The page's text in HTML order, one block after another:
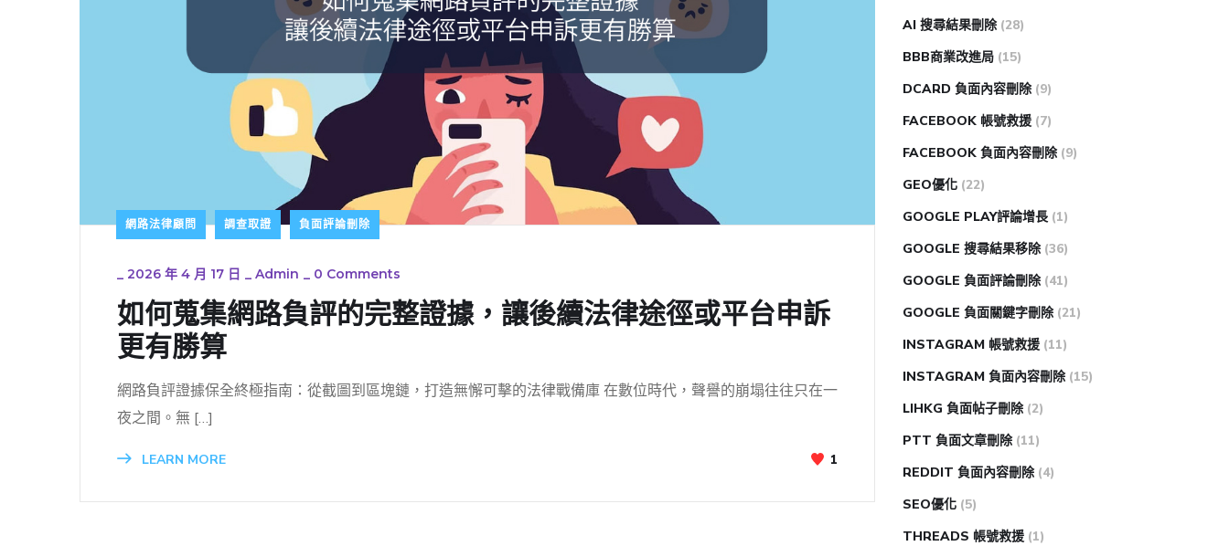
網路法律顧問 調查取證 負面評論刪除
_ 2026 年 4 月 17 日 _ Admin _ 0 Comments
如何蒐集網路負評的完整證據，讓後續法律途徑或平台申訴
更有勝算
網路負評證據保全終極指南：從截圖到區塊鏈，打造無懈可擊的法律戰備庫 在數位時代，聲譽的崩塌往往只在一
夜之間。無 […]
LEARN MORE 1
AI 搜尋結果刪除 (28)
BBB商業改進局 (15)
DCARD 負面內容刪除 (9)
FACEBOOK 帳號救援 (7)
FACEBOOK 負面內容刪除 (9)
GEO優化 (22)
GOOGLE PLAY評論增長 (1)
GOOGLE 搜尋結果移除 (36)
GOOGLE 負面評論刪除 (41)
GOOGLE 負面關鍵字刪除 (21)
INSTAGRAM 帳號救援 (11)
INSTAGRAM 負面內容刪除 (15)
LIHKG 負面帖子刪除 (2)
PTT 負面文章刪除 (11)
REDDIT 負面內容刪除 (4)
SEO優化 (5)
THREADS 帳號救援 (1)